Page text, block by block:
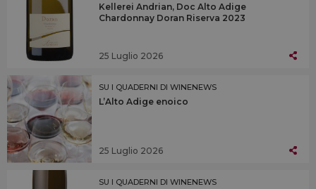
Kellerei Andrian, Doc Alto Adige
Chardonnay Doran Riserva 2023
25 Luglio 2026
SU I QUADERNI DI WINENEWS
L’Alto Adige enoico
25 Luglio 2026
SU I QUADERNI DI WINENEWS